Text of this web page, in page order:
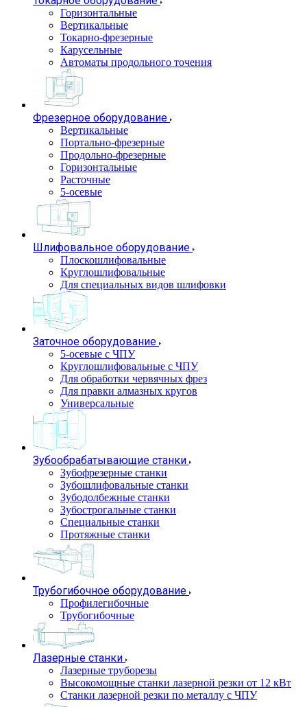
Горизонтальные
Вертикальные
Токарно-фрезерные
Карусельные
Автоматы продольного точения
Фрезерное оборудование
Вертикальные
Портально-фрезерные
Продольно-фрезерные
Горизонтальные
Расточные
5-осевые
Шлифовальное оборудование
Плоскошлифовальные
Круглошлифовальные
Для специальных видов шлифовки
Заточное оборудование
5-осевые с ЧПУ
Круглошлифовальные с ЧПУ
Для обработки червячных фрез
Для правки алмазных кругов
Универсальные
Зубообрабатывающие станки
Зубофрезерные станки
Зубошлифовальные станки
Зубодолбежные станки
Зубострогальные станки
Специальные станки
Протяжные станки
Трубогибочное оборудование
Профилегибочные
Трубогибочные
Лазерные станки
Лазерные труборезы
Высокомощные станки лазерной резки от 12 кВт
Станки лазерной резки по металлу с ЧПУ